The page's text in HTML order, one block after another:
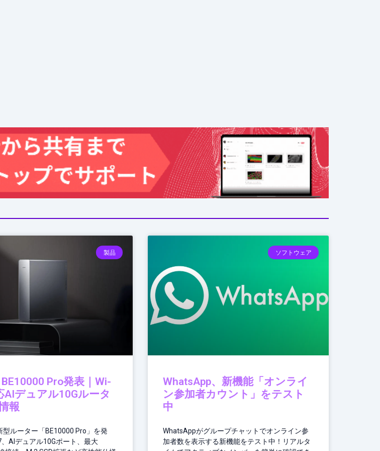
製品
Pro発表｜Wi-
AIデュアル10Gルータ
報
型ルーター「BE10000 Pro」を発
、AIデュアル10Gポート、最大
ソフトウェア
WhatsApp、新機能「オンライ
ン参加者カウント」をテスト
中
WhatsAppがグループチャットでオンライン参
加者数を表示する新機能をテスト中！リアルタ